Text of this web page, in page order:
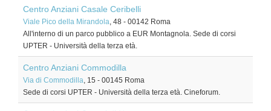
Centro Anziani Casale Ceribelli
Viale Pico della Mirandola, 48 - 00142 Roma
All'interno di un parco pubblico a EUR Montagnola. Sede di corsi
UPTER - Università della terza età.
Centro Anziani Commodilla
Via di Commodilla, 15 - 00145 Roma
Sede di corsi UPTER - Università della terza età. Cineforum.